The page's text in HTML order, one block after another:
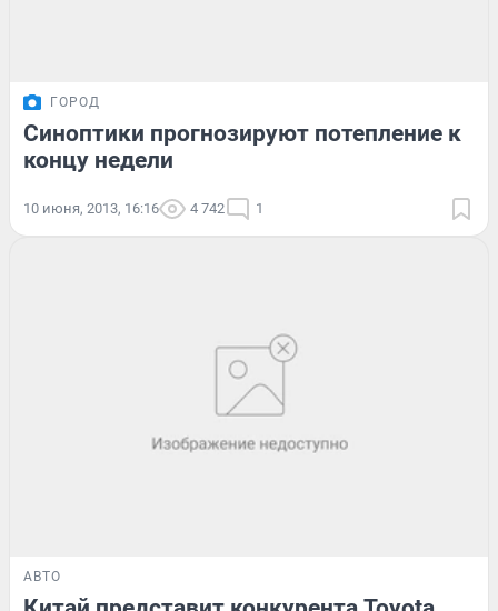
ГОРОД
Синоптики прогнозируют потепление к
концу недели
10 июня, 2013, 16:16 4 742 1
АВТО